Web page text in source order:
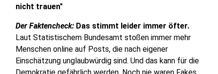
nicht trauen"
Der Faktencheck: Das stimmt leider immer öfter.
Laut Statistischem Bundesamt stoßen immer mehr
Menschen online auf Posts, die nach eigener
Einschätzung unglaubwürdig sind. Und das kann für die